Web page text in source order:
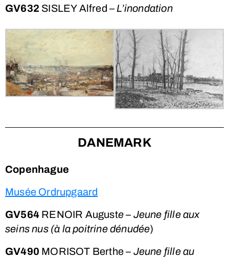
GV632 SISLEY Alfred – L’inondation
DANEMARK
Copenhague
Musée Ordrupgaard
GV564 RENOIR Auguste – Jeune fille aux
seins nus (à la poitrine dénudée)
GV490 MORISOT Berthe – Jeune fille au